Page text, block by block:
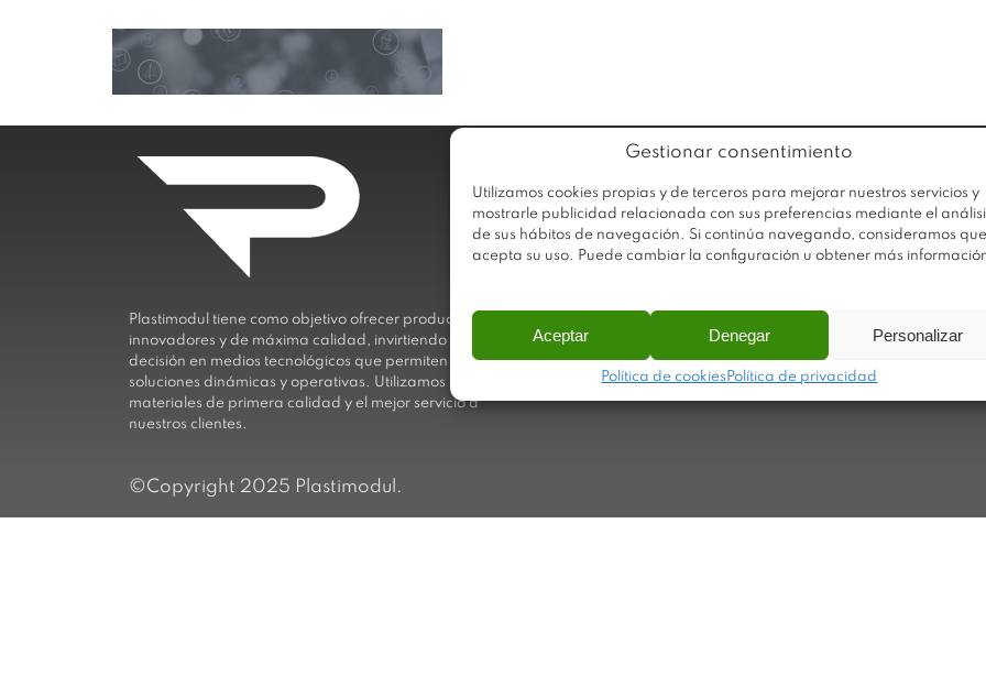
Gestionar consentimiento
Utilizamos cookies propias y de terceros para mejorar nuestros servicios y
mostrarle publicidad relacionada con sus preferencias mediante el
de sus hábitos de navegación. Si continúa navegando, consideramos que
acepta su uso. Puede cambiar la configuración u obtener más
Aceptar Denegar Personalizar
Política de cookies Política de privacidad
Plastimodul tiene como objetivo ofrecer productos
innovadores y de máxima calidad, invirtiendo con
decisión en medios tecnológicos que permiten aportar
soluciones dinámicas y operativas. Utilizamos
materiales de primera calidad y el mejor servicio a
nuestros clientes.
Sobre Plastimodul
Noticias
©Copyright 2025 Plastimodul.